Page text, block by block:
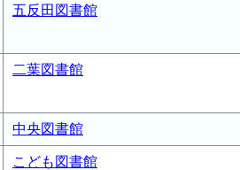
五反田図書館
二葉図書館
中央図書館
こども図書館